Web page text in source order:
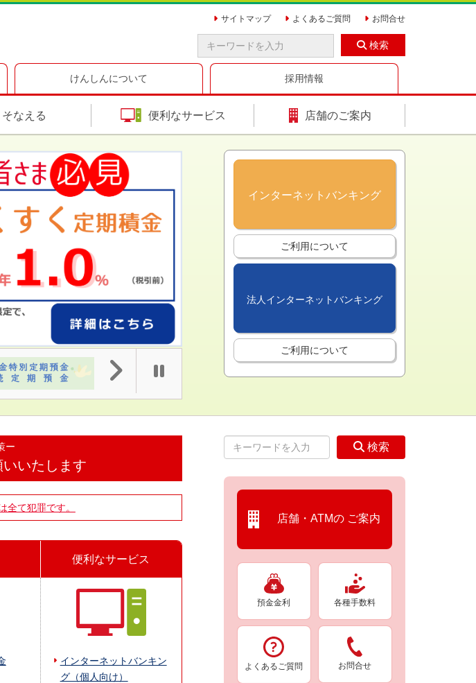
サイトマップ よくあるご質問 お問合せ
検索
そなえる 便利なサービス 店舗のご案内
けんしんについて 採用情報
インターネットバンキング
ご利用について
法人インターネットバンキング
ご利用について
ー
いたします
便利なサービス
インターネットバンキン
グ（個人向け）
検索
店舗・ATMの ご案内
預金金利 各種手数料
よくあるご質問 お問合せ